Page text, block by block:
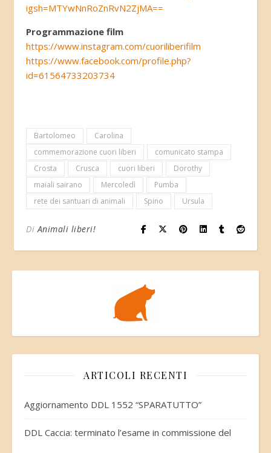
igsh=MTYwNnRoZnRvN2ZjMA==
Programmazione film
https://www.instagram.com/cuoriliberifilm
https://www.facebook.com/profile.php?
id=61564733203734
Bartolomeo
Carolina
commemorazione cuori liberi
comunicato stampa
Crosta
Crusca cuori liberi
Dorothy
maiali sairano
Mercoledì
Pumba
rete dei santuari di animali
Spino Ursula
DiAnimali liberi!
ARTICOLI RECENTI
Aggiornamento DDL 1552 “SPARATUTTO”
DDL Caccia: terminato l’esame in commissione del